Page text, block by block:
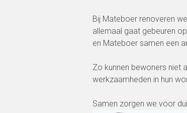
Bij Mateboer renoveren
allemaal gaat gebeuren
en Mateboer samen een
Zo kunnen bewoners niet
werkzaamheden in hun
Samen zorgen we voor